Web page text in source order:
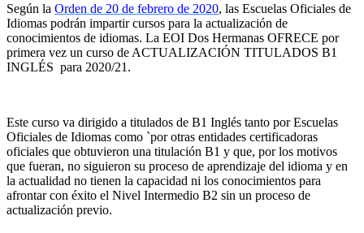
Según la Orden de 20 de febrero de 2020, las Escuelas Oficiales de
Idiomas podrán impartir cursos para la actualización de
conocimientos de idiomas. La EOI Dos Hermanas OFRECE por
primera vez un curso de ACTUALIZACIÓN TITULADOS B1
INGLÉS para 2020/21.
Este curso va dirigido a titulados de B1 Inglés tanto por Escuelas
Oficiales de Idiomas como `por otras entidades certificadoras
oficiales que obtuvieron una titulación B1 y que, por los motivos
que fueran, no siguieron su proceso de aprendizaje del idioma y en
la actualidad no tienen la capacidad ni los conocimientos para
afrontar con éxito el Nivel Intermedio B2 sin un proceso de
actualización previo.